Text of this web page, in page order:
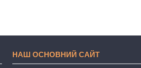
НАШ ОСНОВНИЙ САЙТ